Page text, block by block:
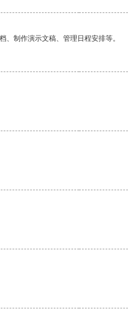
制作演示文稿、管理日程安排等。